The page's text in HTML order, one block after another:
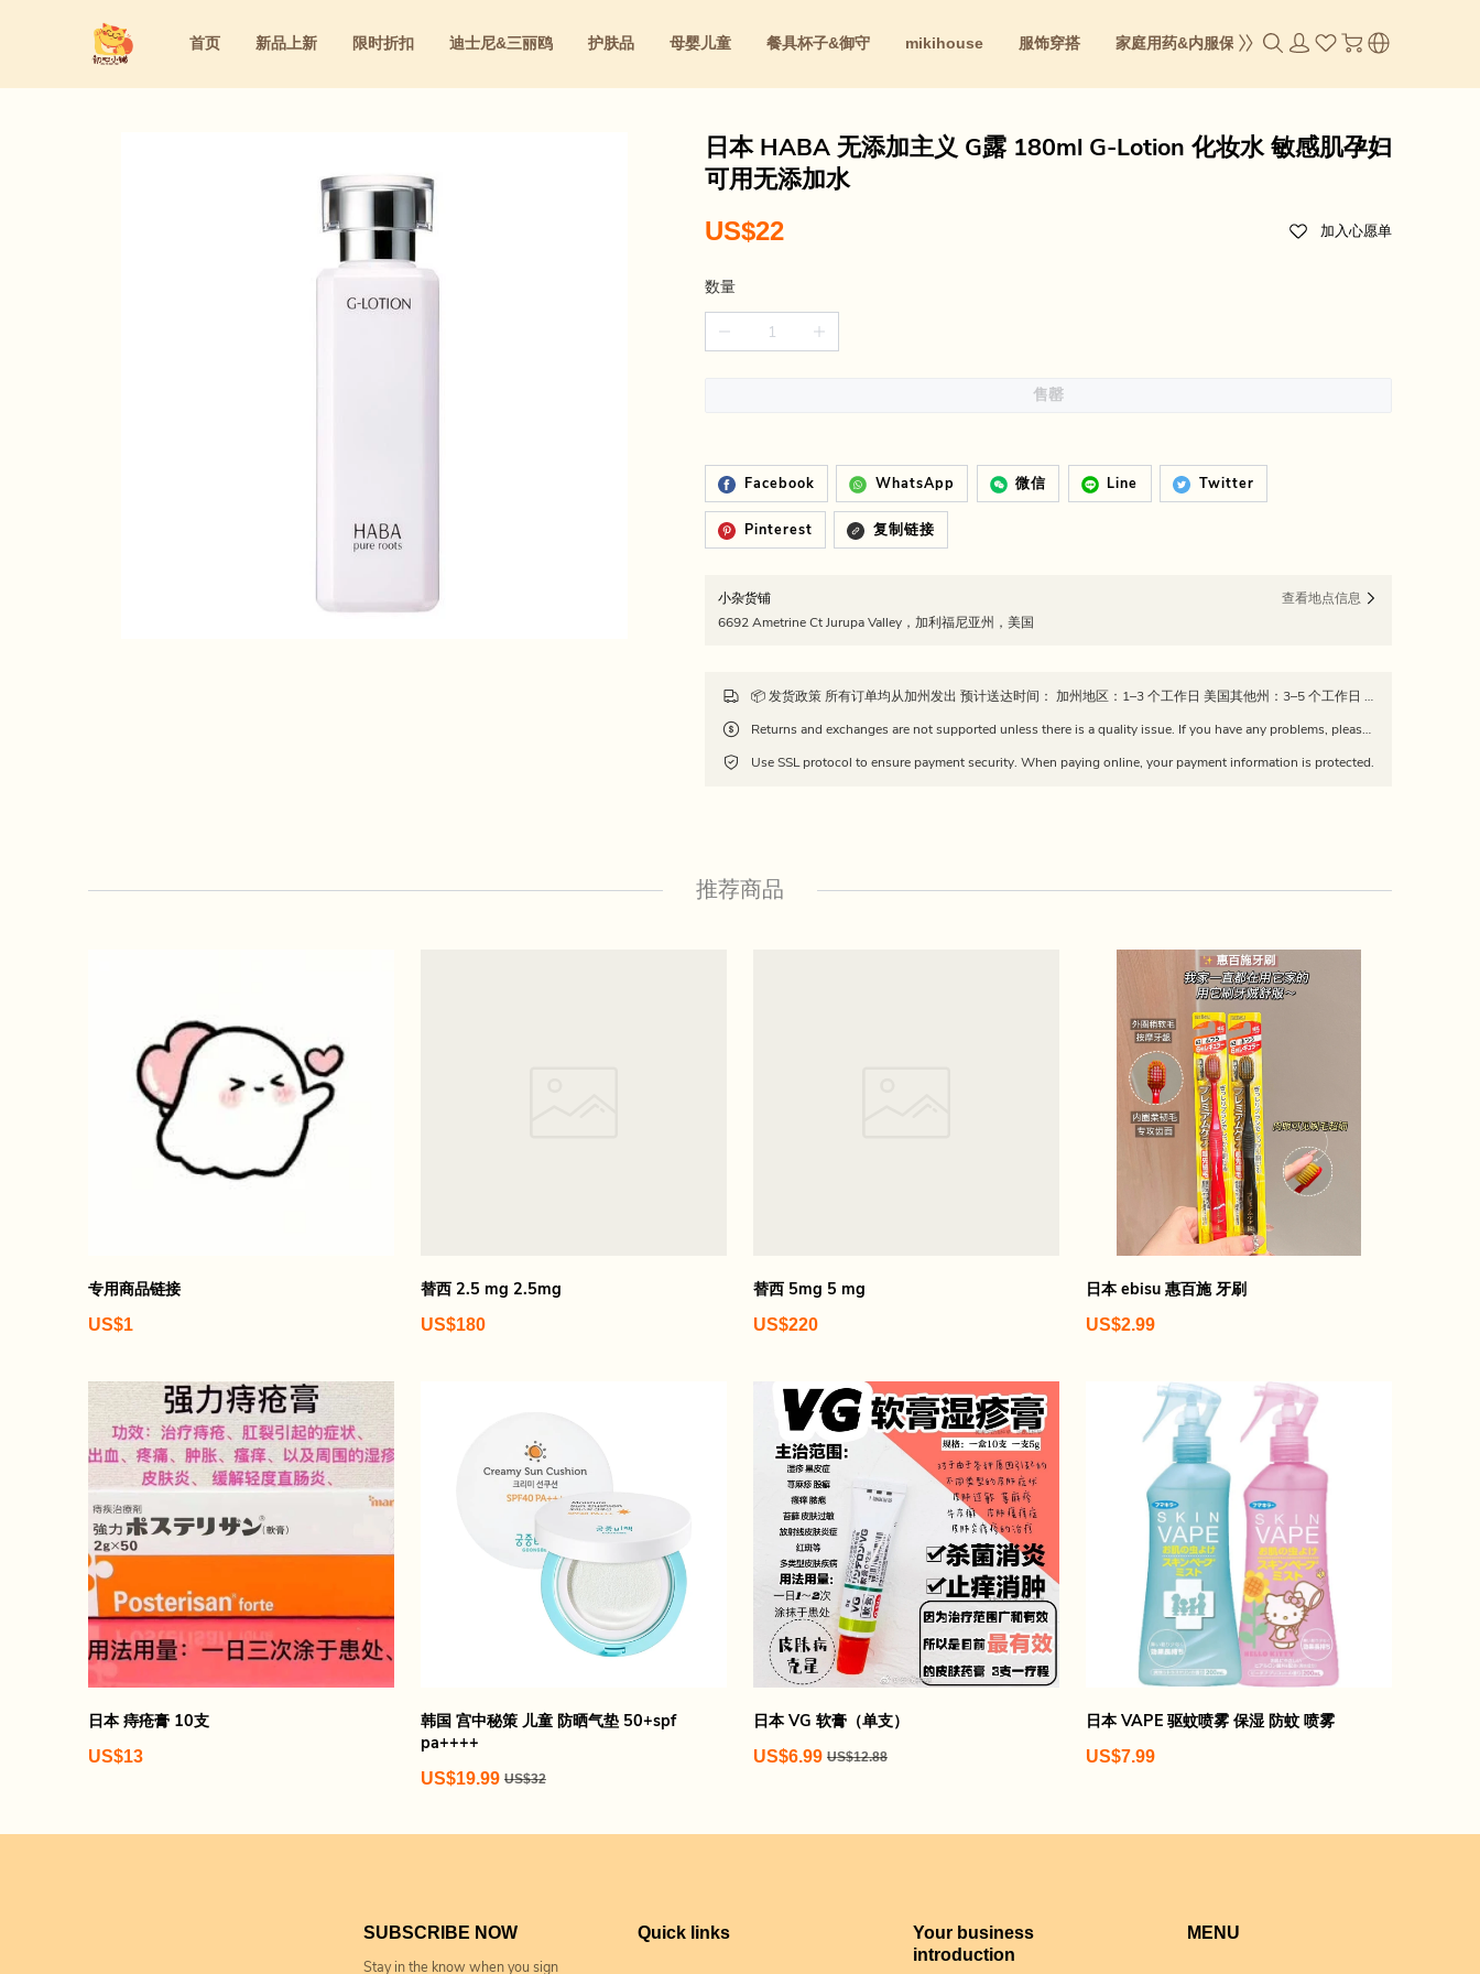
美容仪&美容工具&美妆道具
洗护&身体护理&女性护理
首页 新品上新 限时折扣 迪士尼&三丽鸥 护肤品
防晒&隔离&妆前乳
美容仪&美容工具&美妆道具
母婴儿童 餐具杯子&御守 mikihouse 服饰穿搭 家庭用药&内服保养 成人零食 身体&彩妆
洗护&身体护理&女性护理
日本 HABA 无添加主义 G露 180ml G-Lotion 化妆水 敏感肌孕妇
可用无添加水
US$22 加入心愿单
数量
售罄
Facebook WhatsApp 微信 Line Twitter
Pinterest 复制链接
小杂货铺
6692 Ametrine Ct Jurupa Valley，加利福尼亚州，美国
查看地点信息
📦 发货政策 所有订单均从加州发出 预计送达时间： 加州地区：1–3 个工作日 美国其他州：3–5 个工作日 订单发货后，我们会提供物流追踪信息。 请注意：因快递公司延误、天气或节假日，实际送达时间可能有所不同。 Estimated delivery time: California: 1–3 business days Other U.S. states: 3–5 business days Tracking information will be provided once the order is shipped. Please note: delivery times may vary due to carrier delays, weather, or holidays.
Returns and exchanges are not supported unless there is a quality issue. If you have any problems, please feel free to contact us via WeChat: dajiang226688
Use SSL protocol to ensure payment security. When paying online, your payment information is protected.
推荐商品
专用商品链接
US$1
替西 2.5 mg 2.5mg
US$180
替西 5mg 5 mg
US$220
日本 ebisu 惠百施 牙刷
US$2.99
日本 痔疮膏 10支
US$13
韩国 宫中秘策 儿童 防晒气垫 50+spf
pa++++
US$19.99 US$32
日本 VG 软膏（单支）
US$6.99 US$12.88
日本 VAPE 驱蚊喷雾 保湿 防蚊 喷雾
US$7.99
SUBSCRIBE NOW
Stay in the know when you sign
Quick links
Your business
introduction
MENU